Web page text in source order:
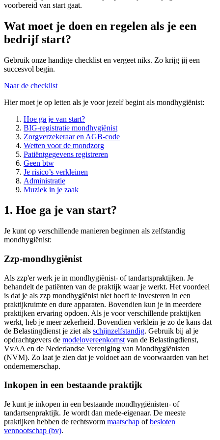
voorbereid van start gaat.
Wat moet je doen en regelen als je een
bedrijf start?
Gebruik onze handige checklist en vergeet niks. Zo krijg jij een
succesvol begin.
Naar de checklist
Hier moet je op letten als je voor jezelf begint als mondhygiënist:
Hoe ga je van start?
BIG-registratie mondhygiënist
Zorgverzekeraar en AGB-code
Wetten voor de mondzorg
Patiëntgegevens registreren
Geen btw
Je risico’s verkleinen
Administratie
Muziek in je zaak
1. Hoe ga je van start?
Je kunt op verschillende manieren beginnen als zelfstandig
mondhygiënist:
Zzp-mondhygiënist
Als zzp'er werk je in mondhygiënist- of tandartspraktijken. Je
behandelt de patiënten van de praktijk waar je werkt. Het voordeel
is dat je als zzp mondhygiënist niet hoeft te investeren in een
praktijkruimte en dure apparaten. Bovendien kun je in meerdere
praktijken ervaring opdoen. Als je voor verschillende praktijken
werkt, heb je meer zekerheid. Bovendien verklein je zo de kans dat
de Belastingdienst je ziet als schijnzelfstandig. Gebruik bij al je
opdrachtgevers de modelovereenkomst van de Belastingdienst,
VvAA en de Nederlandse Vereniging van Mondhygiënisten
(NVM). Zo laat je zien dat je voldoet aan de voorwaarden van het
ondernemerschap.
Inkopen in een bestaande praktijk
Je kunt je inkopen in een bestaande mondhygiënisten- of
tandartsenpraktijk. Je wordt dan mede-eigenaar. De meeste
praktijken hebben de rechtsvorm maatschap ofbesloten
vennootschap (bv).